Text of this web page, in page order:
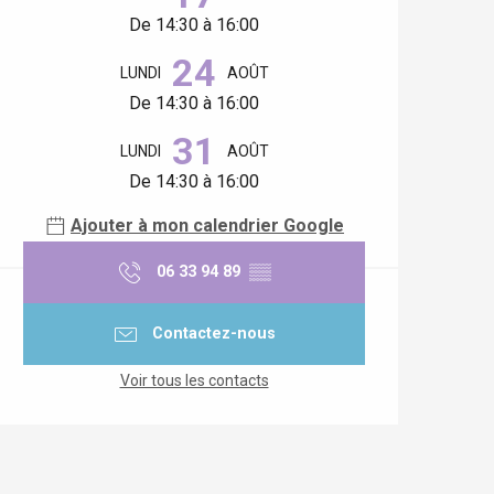
De 14:30 à 16:00
LUNDI 24 AOÛT
De 14:30 à 16:00
LUNDI 31 AOÛT
De 14:30 à 16:00
Ajouter à mon calendrier Google
06 33 94 89 ▒▒
Contactez-nous
Voir tous les contacts